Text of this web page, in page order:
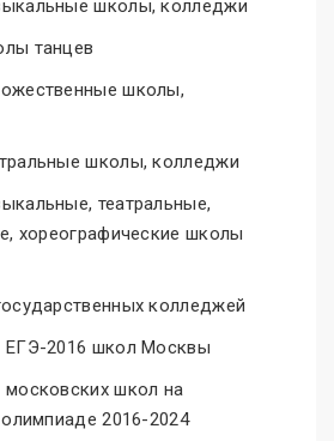
школы, колледжи
танцев
школы,
школы, колледжи
театральные,
хореографические школы
колледжей
ЕГЭ-2016 школ Москвы
московских школ на
2016-2024